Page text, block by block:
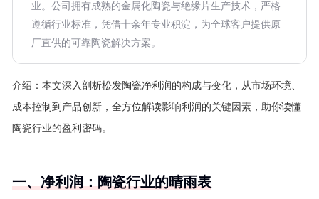
业。公司拥有成熟的金属化陶瓷与绝缘片生产技术，严格
遵循行业标准，凭借十余年专业积淀，为全球客户提供原
厂直供的可靠陶瓷解决方案。
介绍： 本文深入剖析松发陶瓷净利润的构成与变化，从市场环境、
成本控制到产品创新，全方位解读影响利润的关键因素，助你读懂
陶瓷行业的盈利密码。
一、净利润：陶瓷行业的晴雨表